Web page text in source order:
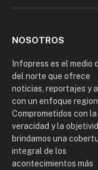
NOSOTROS
Infopress es el medio
del norte que ofrece
noticias, reportajes y
con un enfoque
Comprometidos con la
veracidad y la
brindamos una
integral de los
acontecimientos más